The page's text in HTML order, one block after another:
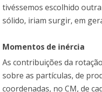
tivéssemos escolhido
sólido, iriam surgir, em
Momentos de inércia
As contribuições da
sobre as partículas, de
coordenadas, no CM, de